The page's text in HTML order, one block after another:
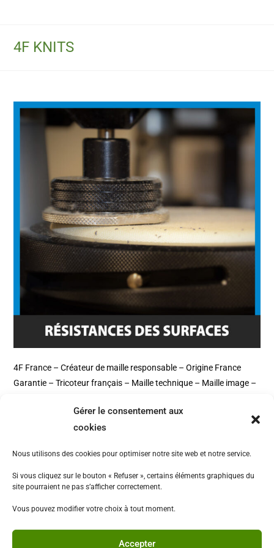
Gérer le consentement aux
cookies
Nous utilisons des cookies pour optimiser notre site web et notre service.
Si vous cliquez sur le bouton « Refuser », certains éléments graphiques du
site pourraient ne pas s’afficher correctement.
Vous pouvez modifier votre choix à tout moment.
Accepter
4F KNITS
4F France – Créateur de maille responsable – Origine France
Garantie – Tricoteur français – Maille technique – Maille image –
Natura – 2Life – Powershell – Maille non feu – Maille
Antistatique – Maille ESD – Maille costume – Gamme image –